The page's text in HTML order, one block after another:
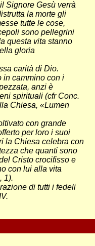
Signore Gesù verrà
la morte gli
tutte le cose,
sono pellegrini
questa vita stanno
gloria
carità di Dio.
in cammino con i
anzi è
spirituali (cfr Conc.
Chiesa, «Lumen
con grande
per loro i suoi
la Chiesa celebra con
che quanti sono
Cristo crocifisso e
con lui alla vita
1).
di tutti i fedeli